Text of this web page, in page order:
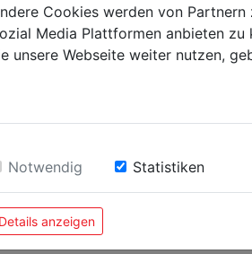
Cookies werden von
Media Plattformen anbieten zu
unsere Webseite weiter nutzen,
Notwendig Statistiken
Details anzeigen